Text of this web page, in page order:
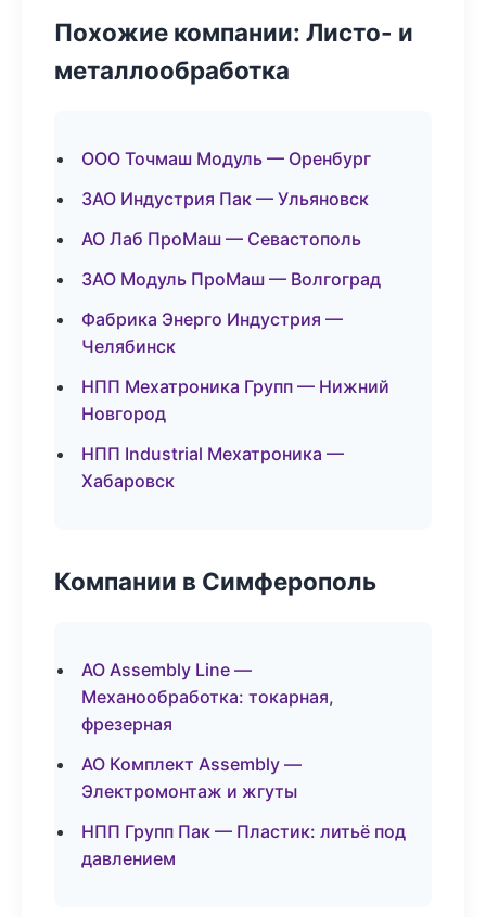
Похожие компании: Листо- и
металлообработка
ООО Точмаш Модуль — Оренбург
ЗАО Индустрия Пак — Ульяновск
АО Лаб ПроМаш — Севастополь
ЗАО Модуль ПроМаш — Волгоград
Фабрика Энерго Индустрия —
Челябинск
НПП Мехатроника Групп — Нижний
Новгород
НПП Industrial Мехатроника —
Хабаровск
Компании в Симферополь
АО Assembly Line —
Механообработка: токарная,
фрезерная
АО Комплект Assembly —
Электромонтаж и жгуты
НПП Групп Пак — Пластик: литьё под
давлением